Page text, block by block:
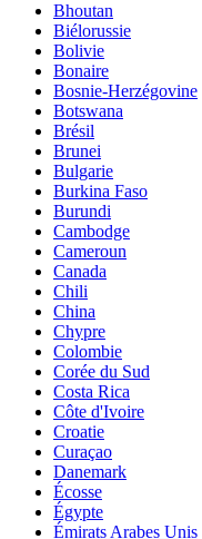
Bhoutan
Biélorussie
Bolivie
Bonaire
Bosnie-Herzégovine
Botswana
Brésil
Brunei
Bulgarie
Burkina Faso
Burundi
Cambodge
Cameroun
Canada
Chili
China
Chypre
Colombie
Corée du Sud
Costa Rica
Côte d'Ivoire
Croatie
Curaçao
Danemark
Écosse
Égypte
Émirats Arabes Unis